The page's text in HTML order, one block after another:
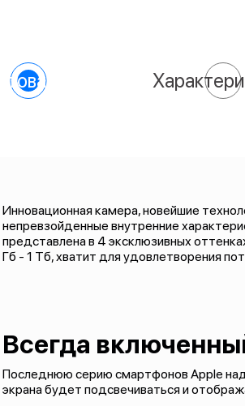
О товаре
Инновационная камера, новейшие
непревзойденные внутренние
представлена в 4 эксклюзивных
Гб - 1 Тб, хватит для удовлетворения
Всегда
Последнюю серию смартфонов Apple
экрана будет подсвечиваться и